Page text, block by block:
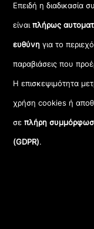
Επειδή η διαδικασία
είναιπλήρως
ευθύνη για το
παραβιάσεις που
Η επισκεψιμότητα
χρήση cookies ή
σεπλήρη
(GDPR).